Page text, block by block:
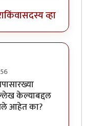
किंवासदस्य व्हा
अदिती
केल्याबद्दल
आहेत का?